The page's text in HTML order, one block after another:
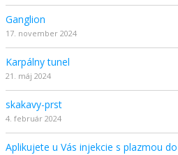
Ganglion
17. november 2024
Karpálny tunel
21. máj 2024
skakavy-prst
4. február 2024
Aplikujete u Vás injekcie s plazmou